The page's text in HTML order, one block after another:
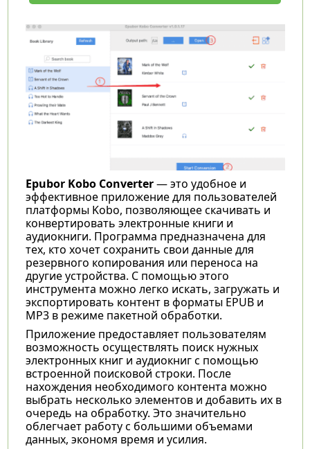
Epubor Kobo Converter— это удобное и
эффективное приложение для пользователей
платформы Kobo, позволяющее скачивать и
конвертировать электронные книги и
аудиокниги. Программа предназначена для
тех, кто хочет сохранить свои данные для
резервного копирования или переноса на
другие устройства. С помощью этого
инструмента можно легко искать, загружать и
экспортировать контент в форматы EPUB и
MP3 в режиме пакетной обработки.
Приложение предоставляет пользователям
возможность осуществлять поиск нужных
электронных книг и аудиокниг с помощью
встроенной поисковой строки. После
нахождения необходимого контента можно
выбрать несколько элементов и добавить их в
очередь на обработку. Это значительно
облегчает работу с большими объемами
данных, экономя время и усилия.